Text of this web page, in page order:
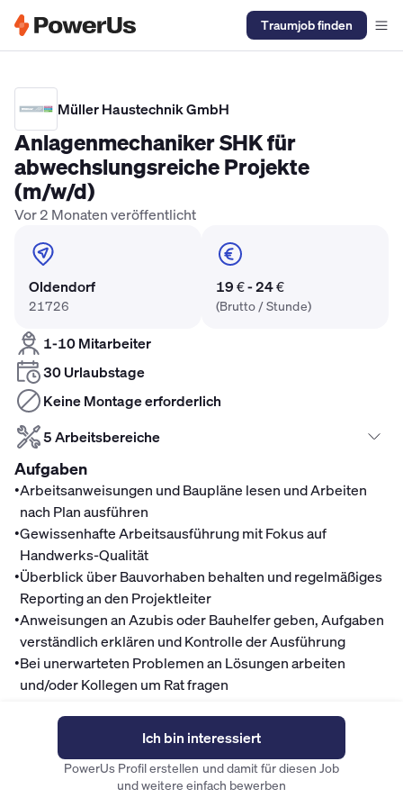
Traumjob finden
Müller Haustechnik GmbH
Anlagenmechaniker SHK für
abwechslungsreiche Projekte
(m/w/d)
Vor 2 Monaten veröffentlicht
Oldendorf
21726
19 € - 24 €
(Brutto / Stunde)
1-10 Mitarbeiter
30 Urlaubstage
Keine Montage erforderlich
5 Arbeitsbereiche
Aufgaben
•Arbeitsanweisungen und Baupläne lesen und Arbeiten
nach Plan ausführen
•Gewissenhafte Arbeitsausführung mit Fokus auf
Handwerks-Qualität
•Überblick über Bauvorhaben behalten und regelmäßiges
Reporting an den Projektleiter
•Anweisungen an Azubis oder Bauhelfer geben, Aufgaben
verständlich erklären und Kontrolle der Ausführung
•Bei unerwarteten Problemen an Lösungen arbeiten
und/oder Kollegen um Rat fragen
beantworten und bei umfangreichen Fragen Kollegen im
Büro kontaktieren
Tägliche Aufmaße schreiben
Mitarbeitervorteile
Ich bin interessiert
PowerUs Profil erstellen und damit für diesen Job
und weitere einfach bewerben